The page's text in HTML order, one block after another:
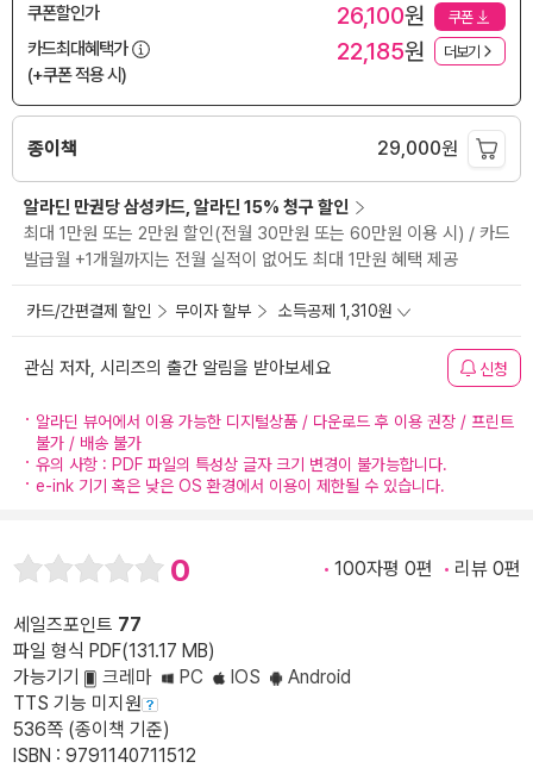
쿠폰할인가 26,100원 쿠폰
카드최대혜택가
(+쿠폰 적용 시)
22,185원 더보기
종이책 29,000원
알라딘 만권당 삼성카드, 알라딘 15% 청구 할인
최대 1만원 또는 2만원 할인(전월 30만원 또는 60만원 이용 시) / 카드
발급월 +1개월까지는 전월 실적이 없어도 최대 1만원 혜택 제공
카드/간편결제 할인 무이자 할부 소득공제 1,310원
관심 저자, 시리즈의 출간 알림을 받아보세요 신청
알라딘 뷰어에서 이용 가능한 디지털상품 / 다운로드 후 이용 권장 / 프린트
불가 / 배송 불가
유의 사항 : PDF 파일의 특성상 글자 크기 변경이 불가능합니다.
e-ink 기기 혹은 낮은 OS 환경에서 이용이 제한될 수 있습니다.
0 100자평 0편 리뷰 0편
세일즈포인트 77
파일 형식 PDF(131.17 MB)
가능기기
크레마 PC IOS
Android
TTS 기능 미지원
536쪽 (종이책 기준)
ISBN : 9791140711512